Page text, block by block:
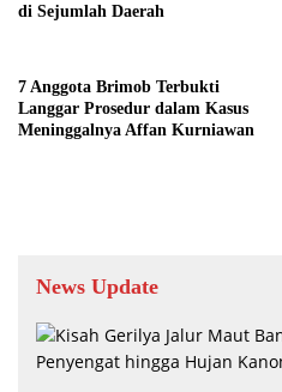
di Sejumlah Daerah
7 Anggota Brimob Terbukti
Langgar Prosedur dalam Kasus
Meninggalnya Affan Kurniawan
News Update